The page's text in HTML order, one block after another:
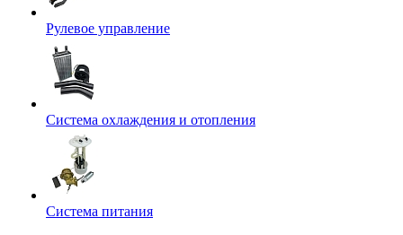
Рулевое управление
Система охлаждения и отопления
Система питания